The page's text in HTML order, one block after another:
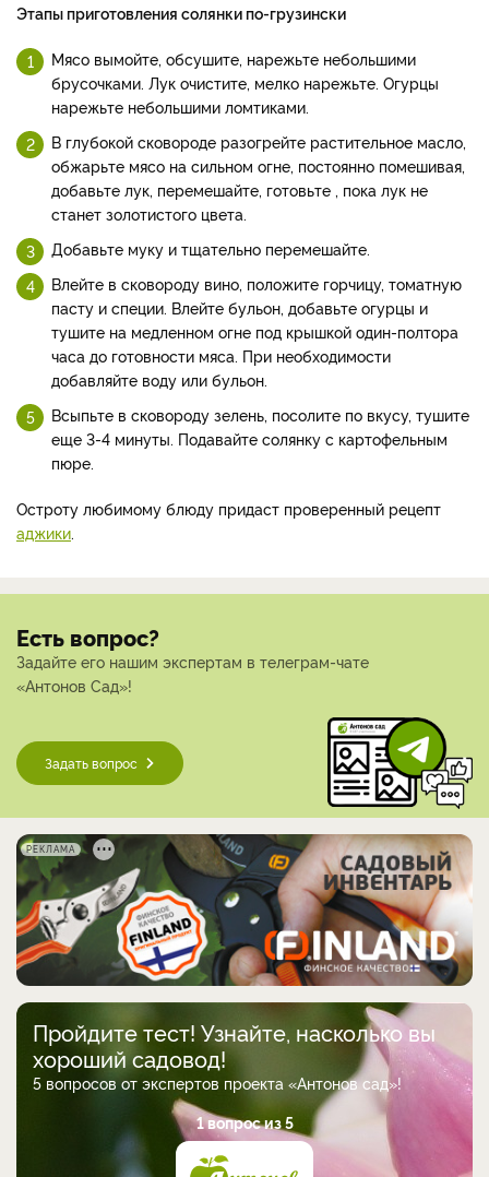
Этапы приготовления солянки по-грузински
Мясо вымойте, обсушите, нарежьте небольшими
брусочками. Лук очистите, мелко нарежьте. Огурцы
нарежьте небольшими ломтиками.
В глубокой сковороде разогрейте растительное масло,
обжарьте мясо на сильном огне, постоянно помешивая,
добавьте лук, перемешайте, готовьте , пока лук не
станет золотистого цвета.
Добавьте муку и тщательно перемешайте.
Влейте в сковороду вино, положите горчицу, томатную
пасту и специи. Влейте бульон, добавьте огурцы и
тушите на медленном огне под крышкой один-полтора
часа до готовности мяса. При необходимости
добавляйте воду или бульон.
Всыпьте в сковороду зелень, посолите по вкусу, тушите
еще 3-4 минуты. Подавайте солянку с картофельным
пюре.
Остроту любимому блюду придаст проверенный рецепт
аджики
Есть вопрос?
Задайте его нашим экспертам в телеграм-чате
«Антонов Сад»!
Задать вопрос
РЕКЛАМА
Пройдите тест! Узнайте, насколько вы
хороший садовод!
5 вопросов от экспертов проекта «Антонов сад»!
1 вопрос из 5